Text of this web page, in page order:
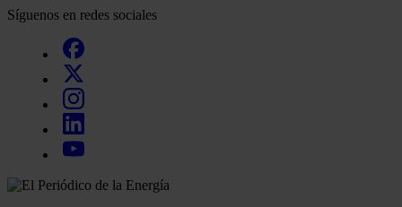
Síguenos en redes sociales